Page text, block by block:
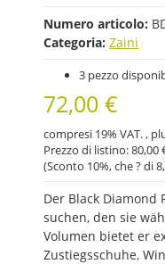
Numero articolo:
Categoria: Zaini
3 pezzo
72,00 €
compresi 19% VAT. ,
Prezzo di listino:80,00
(Sconto 10%, che ? di
Der Black Diamond
suchen, den sie
Volumen bietet er
Zustiegsschuhe,